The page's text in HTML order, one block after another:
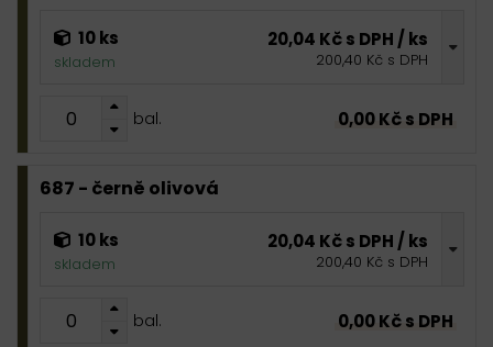
10 ks
skladem
20,04 Kč s DPH / ks
200,40 Kč s DPH
bal. 0,00 Kč s DPH
687 - černě olivová
10 ks
skladem
20,04 Kč s DPH / ks
200,40 Kč s DPH
bal. 0,00 Kč s DPH